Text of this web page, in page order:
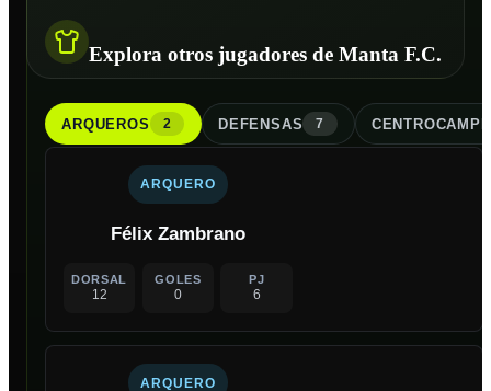
Explora otros jugadores de Manta F.C.
ARQUEROS 2 DEFENSAS 7
ARQUERO
Félix Zambrano
DORSAL
12
GOLES
0
PJ
6
ARQUERO